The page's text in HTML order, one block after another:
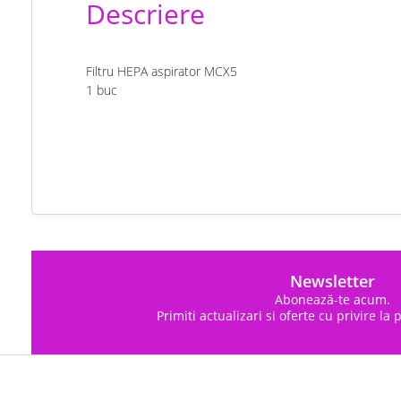
Descriere
Filtru HEPA aspirator MCX5
1 buc
Newsletter
Abonează-te acum.
Primiti actualizari si oferte cu privire la